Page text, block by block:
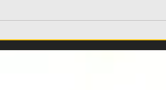
την ΑΕΚ ο Βιτάλις